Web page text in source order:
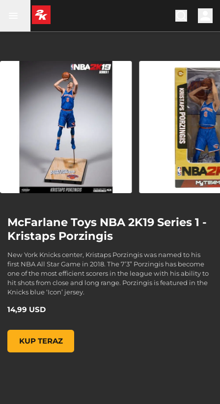
McFarlane Toys NBA 2K19 Series 1 -
Kristaps Porzingis
New York Knicks center, Kristaps Porzingis was named to his
first NBA All Star Game in 2018. The 7’3” Porzingis has become
one of the most efficient scorers in the league with his ability to
hit shots from close and long range. Porzingis is featured in the
Knicks blue ‘Icon’ jersey.
14,99 USD
KUP TERAZ
McFarlane Toys NBA 2K19 Series 1 - Kristaps Porzingis, ,